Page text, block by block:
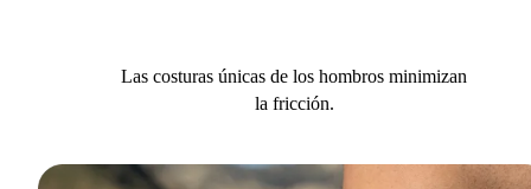
Las costuras únicas de los hombros minimizan
la fricción.